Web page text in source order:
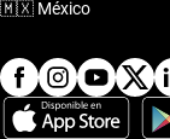
🇲🇽 México